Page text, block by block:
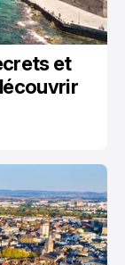
et